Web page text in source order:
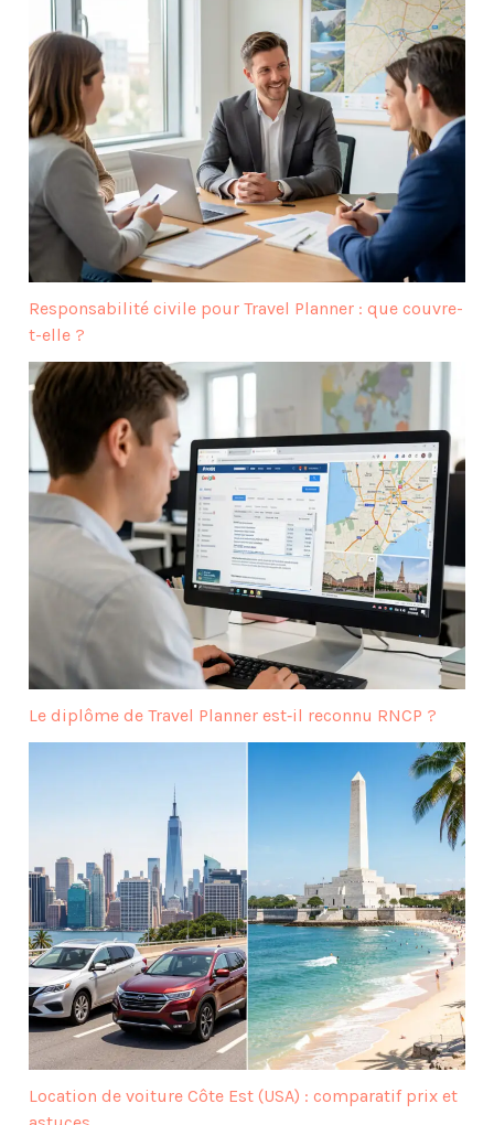
Responsabilité civile pour Travel Planner : que couvre-
t-elle ?
Le diplôme de Travel Planner est‑il reconnu RNCP ?
Location de voiture Côte Est (USA) : comparatif prix et